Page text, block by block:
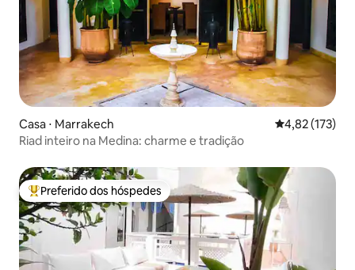
Casa ⋅ Marrakech 4,82 de uma
4,82 (173)
Riad inteiro na Medina: charme e tradição
Entre os melhores preferidos dos hóspedes
Preferido dos hóspedes